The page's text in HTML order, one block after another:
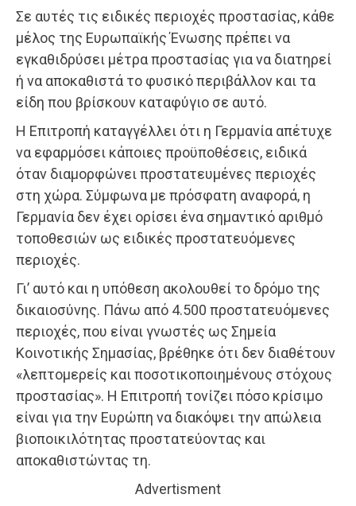
Σε αυτές τις ειδικές περιοχές προστασίας, κάθε
μέλος της Ευρωπαϊκής Ένωσης πρέπει να
εγκαθιδρύσει μέτρα προστασίας για να διατηρεί
ή να αποκαθιστά το φυσικό περιβάλλον και τα
είδη που βρίσκουν καταφύγιο σε αυτό.
Η Επιτροπή καταγγέλλει ότι η Γερμανία απέτυχε
να εφαρμόσει κάποιες προϋποθέσεις, ειδικά
όταν διαμορφώνει προστατευμένες περιοχές
στη χώρα. Σύμφωνα με πρόσφατη αναφορά, η
Γερμανία δεν έχει ορίσει ένα σημαντικό αριθμό
τοποθεσιών ως ειδικές προστατευόμενες
περιοχές.
Γι’ αυτό και η υπόθεση ακολουθεί το δρόμο της
δικαιοσύνης. Πάνω από 4.500 προστατευόμενες
περιοχές, που είναι γνωστές ως Σημεία
Κοινοτικής Σημασίας, βρέθηκε ότι δεν διαθέτουν
«λεπτομερείς και ποσοτικοποιημένους στόχους
προστασίας». Η Επιτροπή τονίζει πόσο κρίσιμο
είναι για την Ευρώπη να διακόψει την απώλεια
βιοποικιλότητας προστατεύοντας και
αποκαθιστώντας τη.
Advertisment